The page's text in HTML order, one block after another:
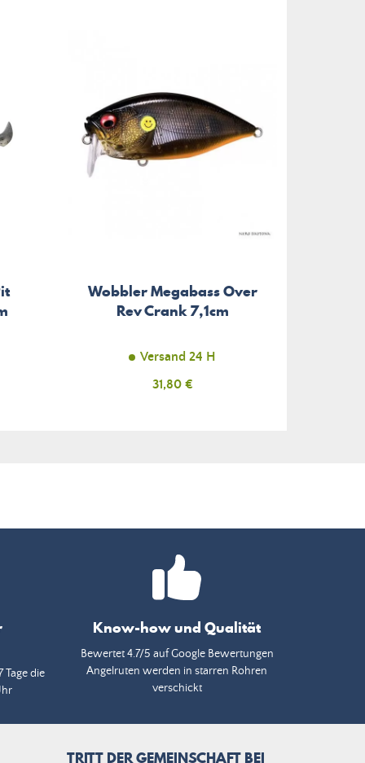
Wobbler Megabass Over
Rev Crank 7,1cm
Versand 24 H
Preis
31,80 €
Tage die
Know-how und Qualität
Bewertet 4.7/5 auf Google Bewertungen
Angelruten werden in starren Rohren
verschickt
TRITT DER GEMEINSCHAFT BEI